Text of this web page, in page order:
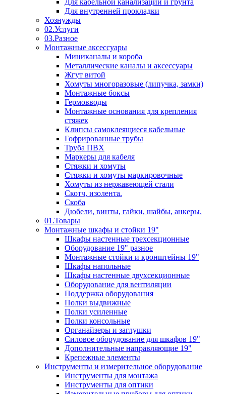
Для кабельной канализации и грунта
Для внутренней прокладки
Хознужды
02.Услуги
03.Разное
Монтажные аксессуары
Миниканалы и короба
Металлические каналы и аксессуары
Жгут витой
Хомуты многоразовые (липучка, замки)
Монтажные боксы
Гермовводы
Монтажные основания для крепления
стяжек
Клипсы самоклеящиеся кабельные
Гофрированные трубы
Труба ПВХ
Маркеры для кабеля
Стяжки и хомуты
Стяжки и хомуты маркировочные
Хомуты из нержавеющей стали
Скотч, изолента.
Скоба
Дюбели, винты, гайки, шайбы, анкеры.
01.Товары
Монтажные шкафы и стойки 19"
Шкафы настенные трехсекционные
Оборудование 19" разное
Монтажные стойки и кронштейны 19"
Шкафы напольные
Шкафы настенные двухсекционные
Оборудование для вентиляции
Поддержка оборудования
Полки выдвижные
Полки усиленные
Полки консольные
Органайзеры и заглушки
Силовое оборудование для шкафов 19"
Дополнительные направляющие 19"
Крепежные элементы
Инструменты и измерительное оборудование
Инструменты для монтажа
Инструменты для оптики